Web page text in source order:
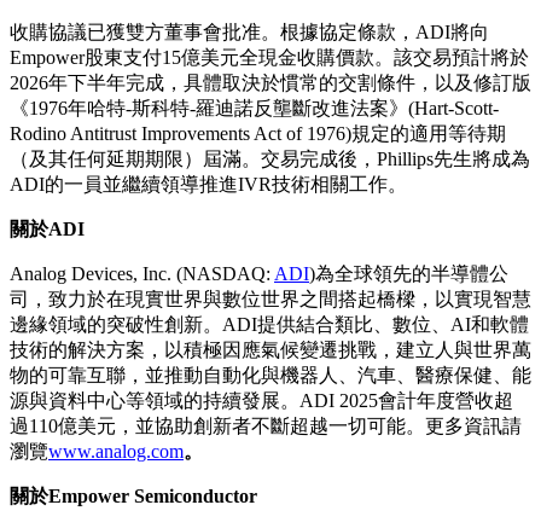
收購協議已獲雙方董事會批准。根據協定條款，ADI將向
Empower股東支付15億美元全現金收購價款。該交易預計將於
2026年下半年完成，具體取決於慣常的交割條件，以及修訂版
《1976年哈特-斯科特-羅迪諾反壟斷改進法案》(Hart-Scott-
Rodino Antitrust Improvements Act of 1976)規定的適用等待期
（及其任何延期期限）屆滿。交易完成後，Phillips先生將成為
ADI的一員並繼續領導推進IVR技術相關工作。
關於ADI
Analog Devices, Inc. (NASDAQ: ADI)為全球領先的半導體公
司，致力於在現實世界與數位世界之間搭起橋樑，以實現智慧
邊緣領域的突破性創新。ADI提供結合類比、數位、AI和軟體
技術的解決方案，以積極因應氣候變遷挑戰，建立人與世界萬
物的可靠互聯，並推動自動化與機器人、汽車、醫療保健、能
源與資料中心等領域的持續發展。ADI 2025會計年度營收超
過110億美元，並協助創新者不斷超越一切可能。更多資訊請
瀏覽www.analog.com。
關於Empower Semiconductor